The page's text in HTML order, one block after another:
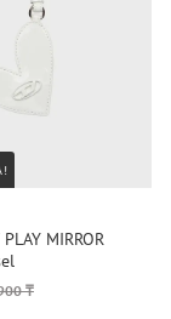
MIRROR
₸